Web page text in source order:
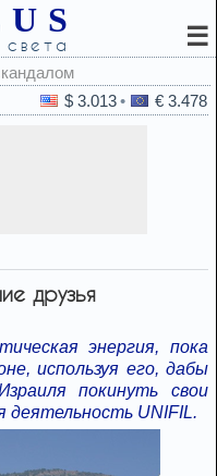
☰
$ 3.013 € 3.478
друзья
энергия, пока
используя его, дабы
покинуть свои
деятельность UNIFIL.